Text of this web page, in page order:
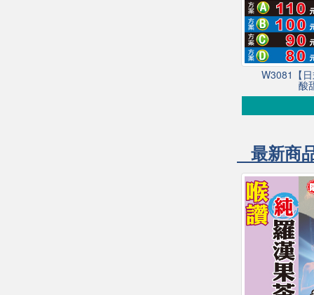
W3081【
酸
最新商